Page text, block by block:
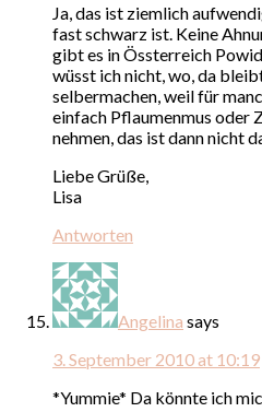
Ja, das ist ziemlich
fast schwarz ist. Keine
gibt es in Össterreich
wüsst ich nicht, wo, da
selbermachen, weil für
einfach Pflaumenmus oder
nehmen, das ist dann nicht
Liebe Grüße,
Lisa
Antworten
Angelina says
3. September 2010 at 10:19
*Yummie* Da könnte ich